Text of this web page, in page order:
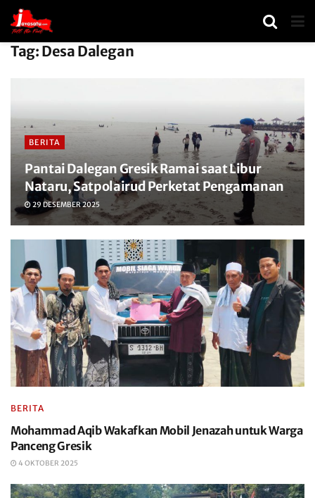
Tag: Desa Dalegan
BERITA
Pantai Dalegan Gresik Ramai saat Libur
Nataru, Satpolairud Perketat Pengamanan
29 DESEMBER 2025
BERITA
Mohammad Aqib Wakafkan Mobil Jenazah untuk Warga
Panceng Gresik
4 OKTOBER 2025